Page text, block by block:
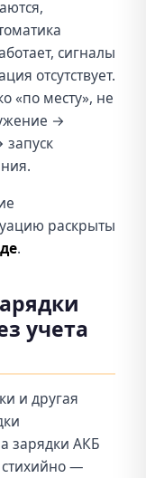
сигналы
отсутствует.
«по месту», не
→
раскрыты
.
учета
и другая
зарядки АКБ
стихийно —